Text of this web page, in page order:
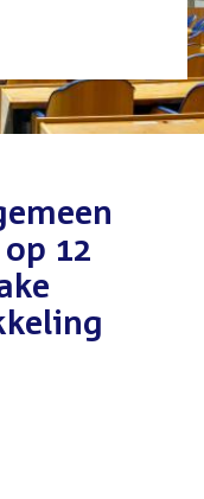
12